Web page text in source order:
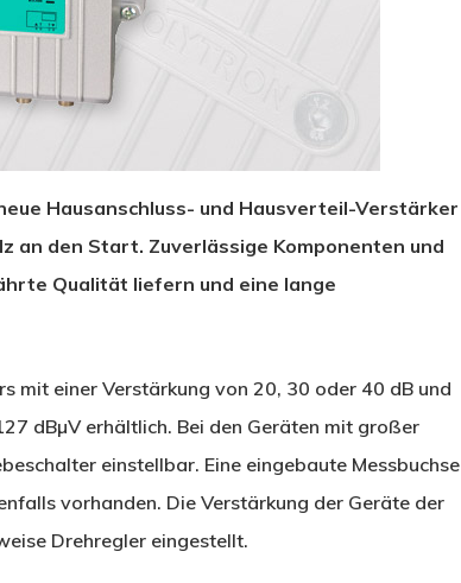
Hausanschluss- und Hausverteil-Verstärker
an den Start. Zuverlässige Komponenten und
Qualität liefern und eine lange
mit einer Verstärkung von 20, 30 oder 40 dB und
dBµV erhältlich. Bei den Geräten mit großer
einstellbar. Eine eingebaute Messbuchse
vorhanden. Die Verstärkung der Geräte der
Drehregler eingestellt.